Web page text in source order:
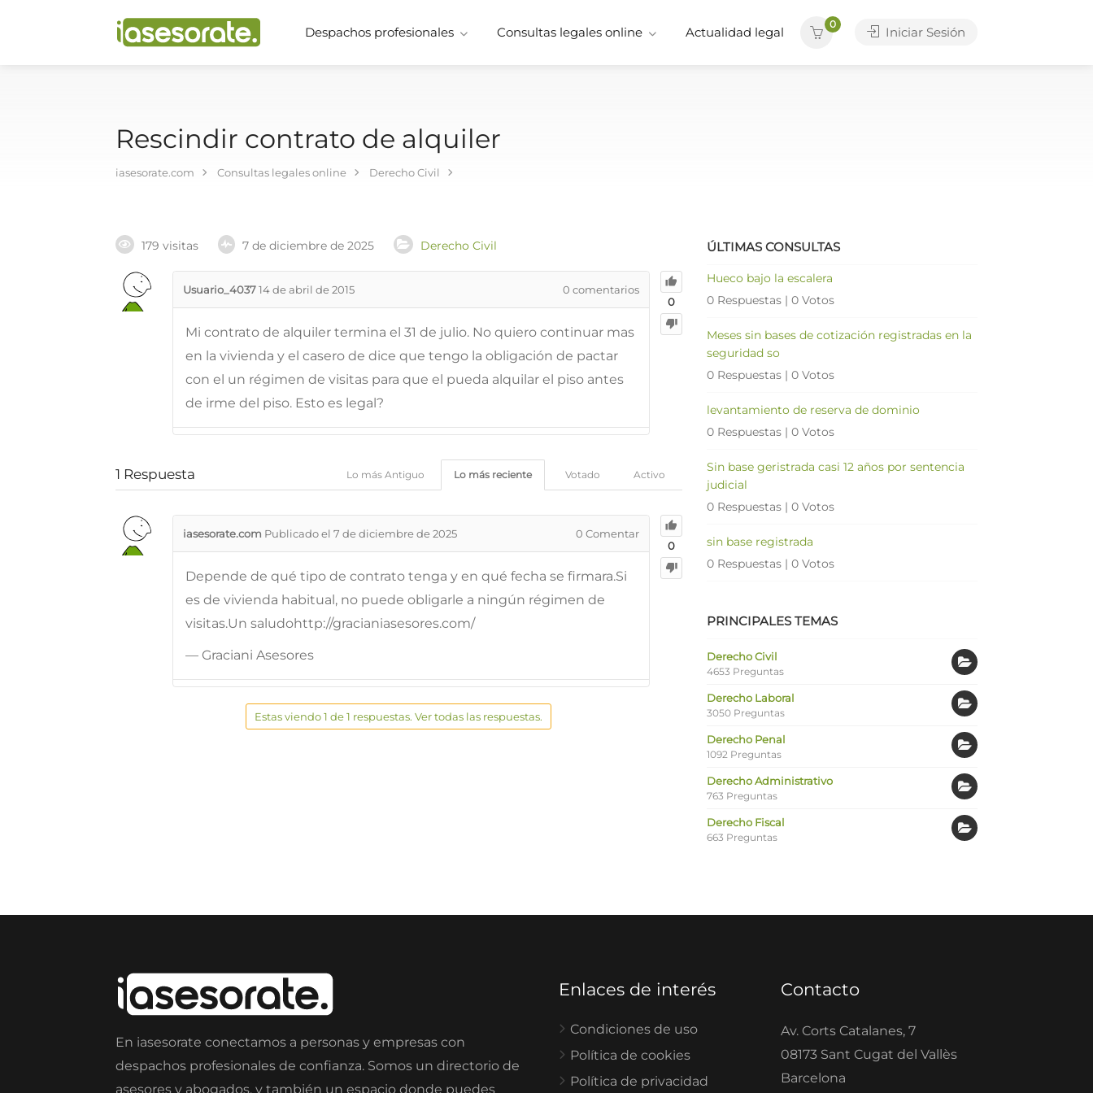
Despachos profesionales Consultas legales online Actualidad legal
0
Iniciar Sesión
Rescindir contrato de alquiler
iasesorate.com Consultas legales online Derecho Civil
179 visitas 7 de diciembre de 2025 Derecho Civil
0
Usuario_403714 de abril de 2015 0 comentarios
Mi contrato de alquiler termina el 31 de julio. No quiero continuar mas
en la vivienda y el casero de dice que tengo la obligación de pactar
con el un régimen de visitas para que el pueda alquilar el piso antes
de irme del piso. Esto es legal?
1 Respuesta Activo
Votado
Lo más reciente
Lo más Antiguo
0
iasesorate.com Publicado el 7 de diciembre de 2025 0 Comentar
Depende de qué tipo de contrato tenga y en qué fecha se firmara.Si
es de vivienda habitual, no puede obligarle a ningún régimen de
visitas.Un saludohttp://gracianiasesores.com/
— Graciani Asesores
Estas viendo 1 de 1 respuestas. Ver todas las respuestas.
ÚLTIMAS CONSULTAS
Hueco bajo la escalera
0 Respuestas | 0 Votos
Meses sin bases de cotización registradas en la
seguridad so
0 Respuestas | 0 Votos
levantamiento de reserva de dominio
0 Respuestas | 0 Votos
Sin base geristrada casi 12 años por sentencia
judicial
0 Respuestas | 0 Votos
sin base registrada
0 Respuestas | 0 Votos
PRINCIPALES TEMAS
Derecho Civil
4653 Preguntas
Derecho Laboral
3050 Preguntas
Derecho Penal
1092 Preguntas
Derecho Administrativo
763 Preguntas
Derecho Fiscal
663 Preguntas
En iasesorate conectamos a personas y empresas con
despachos profesionales de confianza. Somos un directorio de
asesores y abogados, y también un espacio donde puedes
Enlaces de interés
Condiciones de uso
Política de cookies
Política de privacidad
Contacto
Av. Corts Catalanes, 7
08173 Sant Cugat del Vallès
Barcelona